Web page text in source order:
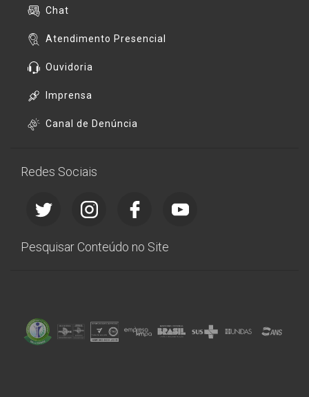
Chat
Atendimento Presencial
Ouvidoria
Imprensa
Canal de Denúncia
Redes Sociais
Pesquisar Conteúdo no Site